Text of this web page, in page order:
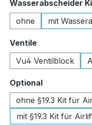
Wasserabscheider
ohne
mit
Ventileauswählen
Vu4 Ventilblock
Optionalauswählen
ohne §19.3 Kit für
mit §19.3 Kit für